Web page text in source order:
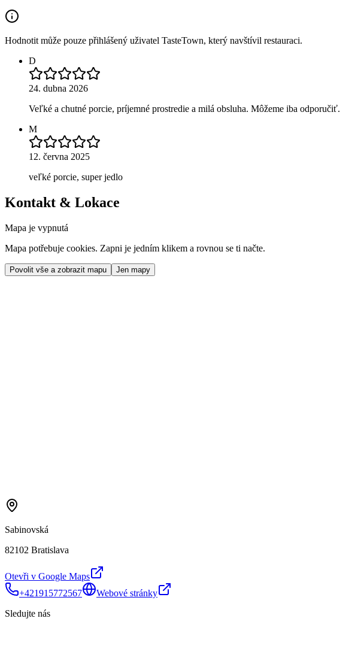
Hodnotit může pouze přihlášený uživatel TasteTown, který navštívil restauraci.
D
24. dubna 2026
Veľké a chutné porcie, príjemné prostredie a milá obsluha. Môžeme iba odporučiť.
M
12. června 2025
veľké porcie, super jedlo
Kontakt & Lokace
Mapa je vypnutá
Mapa potřebuje cookies. Zapni je jedním klikem a rovnou se ti načte.
Povolit vše a zobrazit mapu Jen mapy
Sabinovská
82102 Bratislava
Otevři v Google Maps
+421915772567
Webové stránky
Sledujte nás